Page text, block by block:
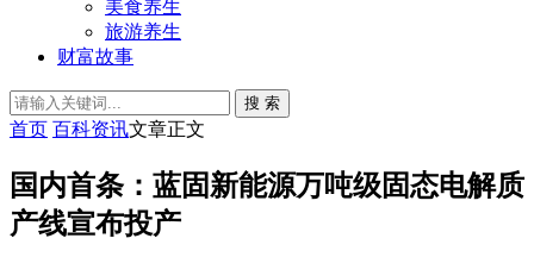
美食养生
旅游养生
财富故事
搜 索
首页 百科资讯文章正文
国内首条：蓝固新能源万吨级固态电解质
产线宣布投产